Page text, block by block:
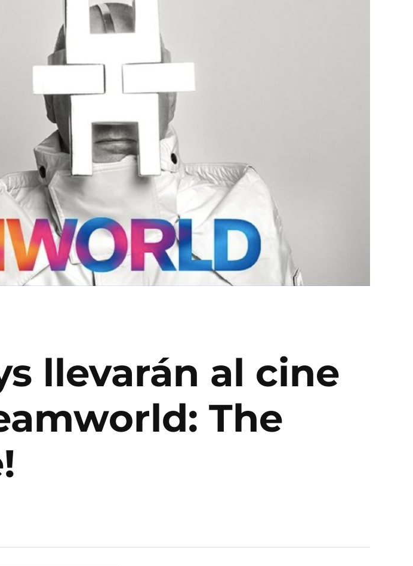
llevarán al cine
The